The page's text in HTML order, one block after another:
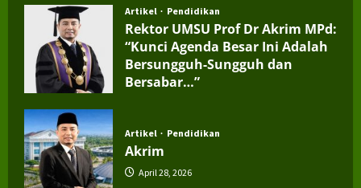
Artikel Pendidikan
Rektor UMSU Prof Dr Akrim MPd:
“Kunci Agenda Besar Ini Adalah
Bersungguh-Sungguh dan
Bersabar…”
Artikel Pendidikan
Akrim
April 28, 2026